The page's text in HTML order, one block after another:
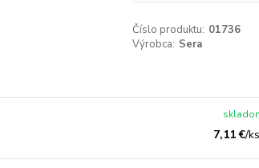
Číslo produktu: 01736
Výrobca: Sera
7,11 €/ks